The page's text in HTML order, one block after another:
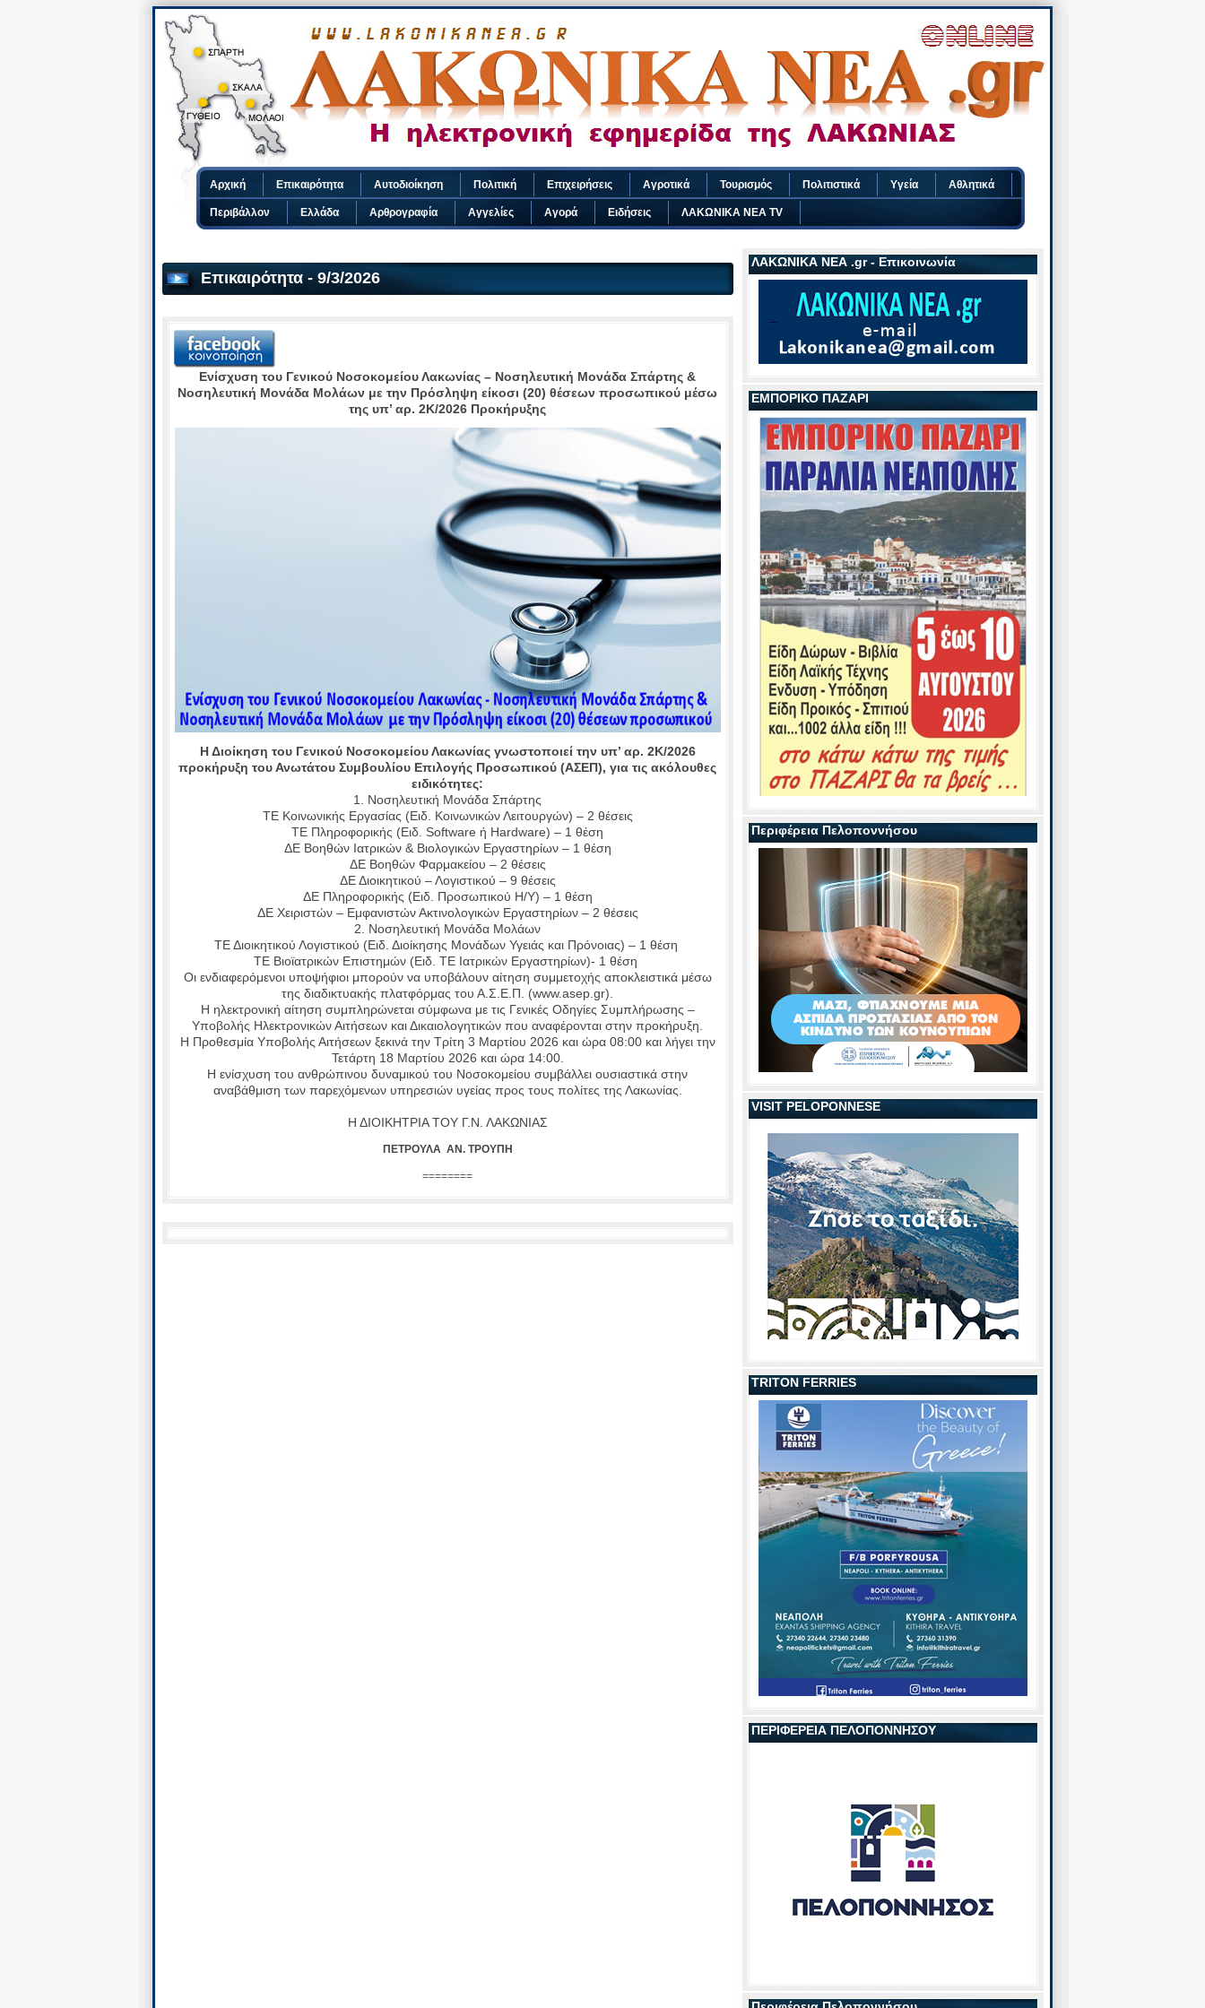
ΛΑΚΩΝΙΚΑ ΝΕΑ .gr - Επικοινωνία
ΕΜΠΟΡΙΚΟ ΠΑΖΑΡΙ
Περιφέρεια Πελοποννήσου
VISIT PELOPONNESE
TRITON FERRIES
ΠΕΡΙΦΕΡΕΙΑ ΠΕΛΟΠΟΝΝΗΣΟΥ
Επικαιρότητα - 9/3/2026
Ενίσχυση του Γενικού Νοσοκομείου Λακωνίας – Νοσηλευτική Μονάδα Σπάρτης &
Νοσηλευτική Μονάδα Μολάων με την Πρόσληψη είκοσι (20) θέσεων προσωπικού μέσω
της υπ’ αρ. 2Κ/2026 Προκήρυξης
Η Διοίκηση του Γενικού Νοσοκομείου Λακωνίας γνωστοποιεί την υπ’ αρ. 2Κ/2026
προκήρυξη του Ανωτάτου Συμβουλίου Επιλογής Προσωπικού (ΑΣΕΠ), για τις ακόλουθες
ειδικότητες:
1. Νοσηλευτική Μονάδα Σπάρτης
ΤΕ Κοινωνικής Εργασίας (Ειδ. Κοινωνικών Λειτουργών) – 2 θέσεις
ΤΕ Πληροφορικής (Ειδ. Software ή Hardware) – 1 θέση
ΔΕ Βοηθών Ιατρικών & Βιολογικών Εργαστηρίων – 1 θέση
ΔΕ Βοηθών Φαρμακείου – 2 θέσεις
ΔΕ Διοικητικού – Λογιστικού – 9 θέσεις
ΔΕ Πληροφορικής (Ειδ. Προσωπικού Η/Υ) – 1 θέση
ΔΕ Χειριστών – Εμφανιστών Ακτινολογικών Εργαστηρίων – 2 θέσεις
2. Νοσηλευτική Μονάδα Μολάων
ΤΕ Διοικητικού Λογιστικού (Ειδ. Διοίκησης Μονάδων Υγειάς και Πρόνοιας) – 1 θέση
ΤΕ Βιοϊατρικών Επιστημών (Ειδ. ΤΕ Ιατρικών Εργαστηρίων)- 1 θέση
Οι ενδιαφερόμενοι υποψήφιοι μπορούν να υποβάλουν αίτηση συμμετοχής αποκλειστικά μέσω
της διαδικτυακής πλατφόρμας του Α.Σ.Ε.Π. (www.asep.gr).
Η ηλεκτρονική αίτηση συμπληρώνεται σύμφωνα με τις Γενικές Οδηγίες Συμπλήρωσης –
Υποβολής Ηλεκτρονικών Αιτήσεων και Δικαιολογητικών που αναφέρονται στην προκήρυξη.
Η Προθεσμία Υποβολής Αιτήσεων ξεκινά την Τρίτη 3 Μαρτίου 2026 και ώρα 08:00 και λήγει την
Τετάρτη 18 Μαρτίου 2026 και ώρα 14:00.
Η ενίσχυση του ανθρώπινου δυναμικού του Νοσοκομείου συμβάλλει ουσιαστικά στην
αναβάθμιση των παρεχόμενων υπηρεσιών υγείας προς τους πολίτες της Λακωνίας.
Η ΔΙΟΙΚΗΤΡΙΑ ΤΟΥ Γ.Ν. ΛΑΚΩΝΙΑΣ
ΠΕΤΡΟΥΛΑ ΑΝ. ΤΡΟΥΠΗ
========
Αρχική Επικαιρότητα Αυτοδιοίκηση Πολιτική Επιχειρήσεις Αγροτικά Τουρισμός Πολιτιστικά Υγεία Αθλητικά
Περιβάλλον Ελλάδα Αρθρογραφία Αγγελίες Αγορά Ειδήσεις ΛΑΚΩΝΙΚΑ ΝΕΑ TV